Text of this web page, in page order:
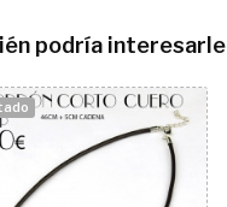
podría interesarle